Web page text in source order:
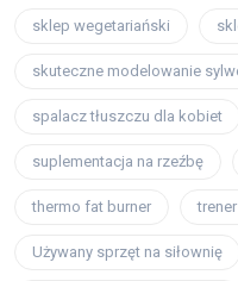
sklep wegetariański
skuteczne modelowanie
spalacz tłuszczu dla kobiet
suplementacja na rzeźbę
thermo fat burner
Używany sprzęt na siłownię